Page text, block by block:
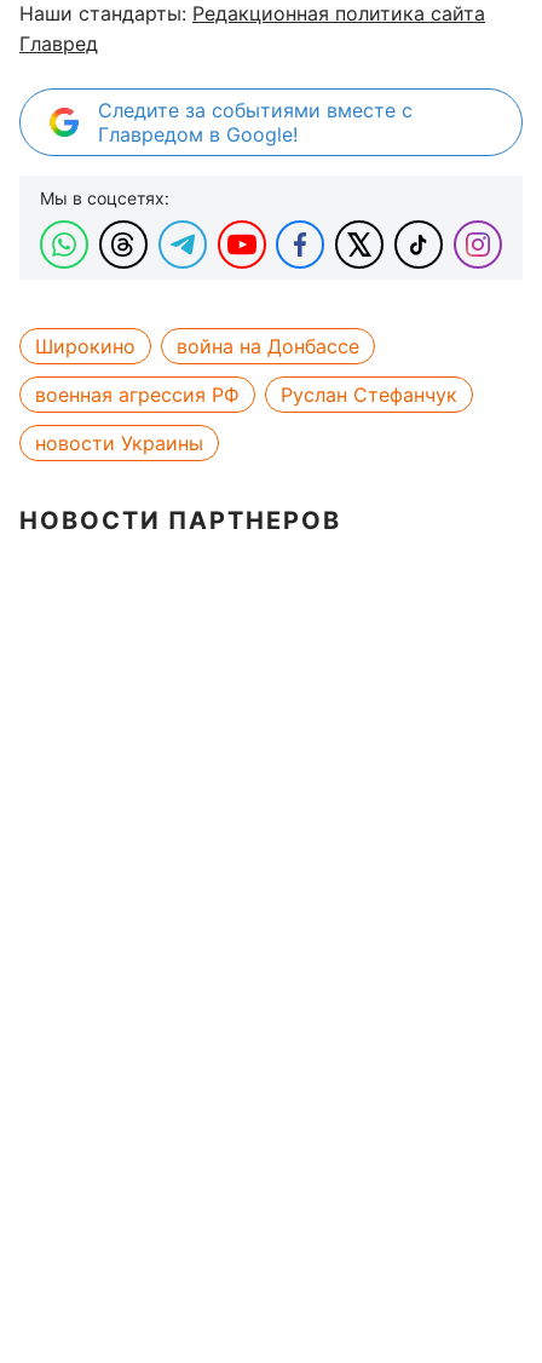
Наши стандарты: Редакционная политика сайта
Главред
Следите за событиями вместе с
Главредом в Google!
Мы в соцсетях:
Широкино
война на Донбассе
военная агрессия РФ
Руслан Стефанчук
новости Украины
НОВОСТИ ПАРТНЕРОВ